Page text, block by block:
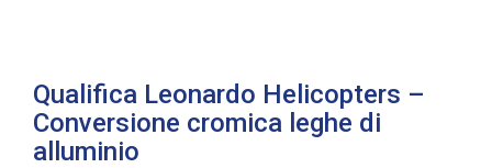
Qualifica Leonardo Helicopters –
Conversione cromica leghe di
alluminio